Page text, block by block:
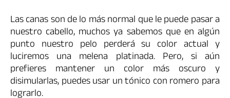
Las canas son de lo más normal que le puede pasar a
nuestro cabello, muchos ya sabemos que en algún
punto nuestro pelo perderá su color actual y
luciremos una melena platinada. Pero, si aún
prefieres mantener un color más oscuro y
disimularlas, puedes usar un tónico con romero para
lograrlo.